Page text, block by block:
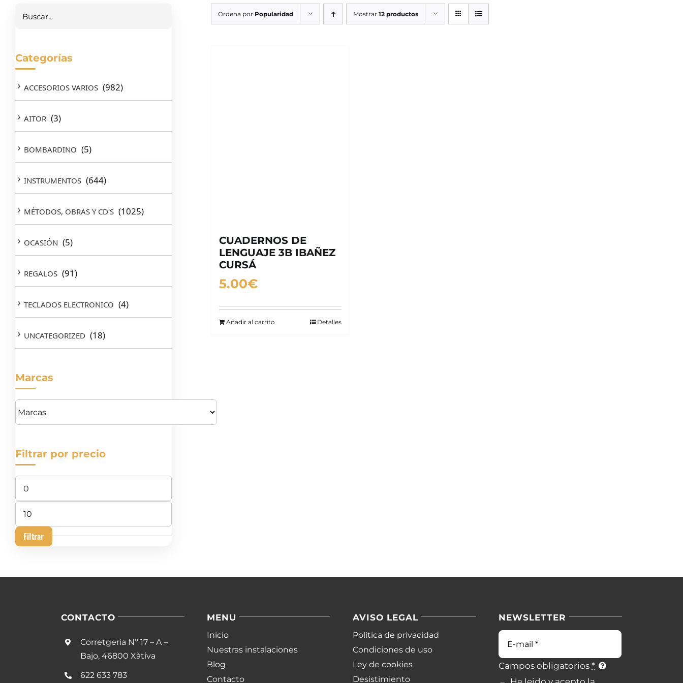
Ordena por Popularidad Mostrar12 productos
CUADERNOS DE
LENGUAJE 3B IBAÑEZ
CURSÁ
5.00€
Añadir al carrito Detalles
Categorías
ACCESORIOS VARIOS (982)
AITOR (3)
BOMBARDINO (5)
INSTRUMENTOS (644)
MÉTODOS, OBRAS Y CD'S (1025)
OCASIÓN (5)
REGALOS (91)
TECLADOS ELECTRONICO (4)
UNCATEGORIZED (18)
Marcas
Filtrar por precio
Precio
mínimo
Precio
máximo
Filtrar
CONTACTO
Corretgeria Nº 17 – A –
Bajo, 46800 Xàtiva
622 633 783
MENU
Inicio
Nuestras instalaciones
Blog
Contacto
AVISO LEGAL
Política de privacidad
Condiciones de uso
Ley de cookies
Desistimiento
NEWSLETTER
Campos obligatorios*